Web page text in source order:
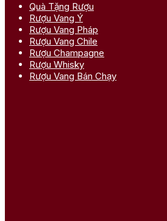
Quà Tặng Rượu
Rượu Vang Ý
Rượu Vang Pháp
Rượu Vang Chile
Rượu Champagne
Rượu Whisky
Rượu Vang Bán Chạy